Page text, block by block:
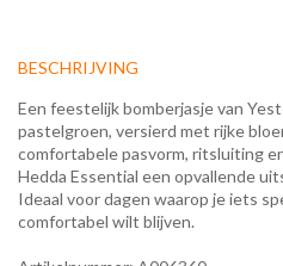
BESCHRIJVING
Een feestelijk bomberjasje van
pastelgroen, versierd met rijke
comfortabele pasvorm, ritsluiting
Hedda Essential een opvallende
Ideaal voor dagen waarop je iets
comfortabel wilt blijven.